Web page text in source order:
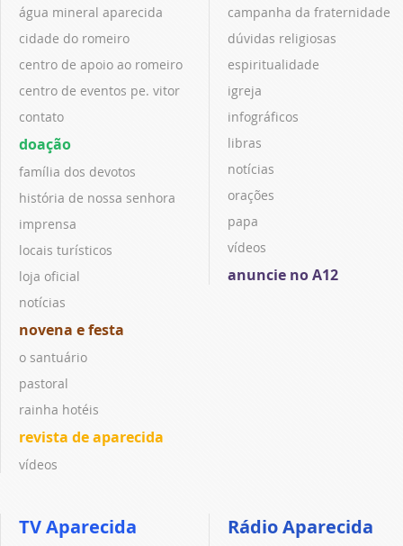
água mineral aparecida
cidade do romeiro
centro de apoio ao romeiro
centro de eventos pe. vitor
contato
doação
família dos devotos
história de nossa senhora
imprensa
locais turísticos
loja oficial
notícias
novena e festa
o santuário
pastoral
rainha hotéis
revista de aparecida
vídeos
campanha da fraternidade
dúvidas religiosas
espiritualidade
igreja
infográficos
libras
notícias
orações
papa
vídeos
anuncie no A12
TV Aparecida Rádio Aparecida